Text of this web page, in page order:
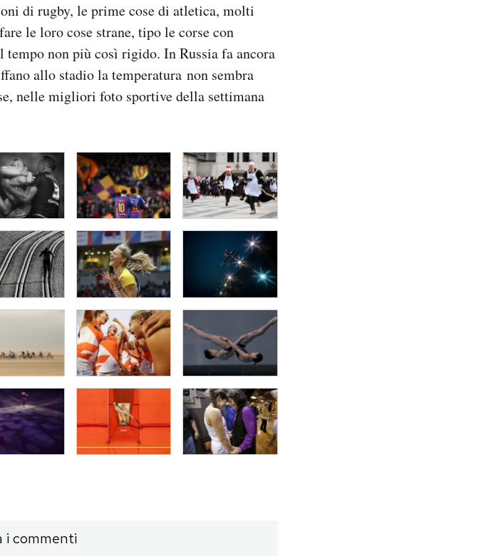
di rugby, le prime cose di atletica, molti
le loro cose strane, tipo le corse con
tempo non più così rigido. In Russia fa ancora
allo stadio la temperatura non sembra
nelle migliori foto sportive della settimana
i commenti